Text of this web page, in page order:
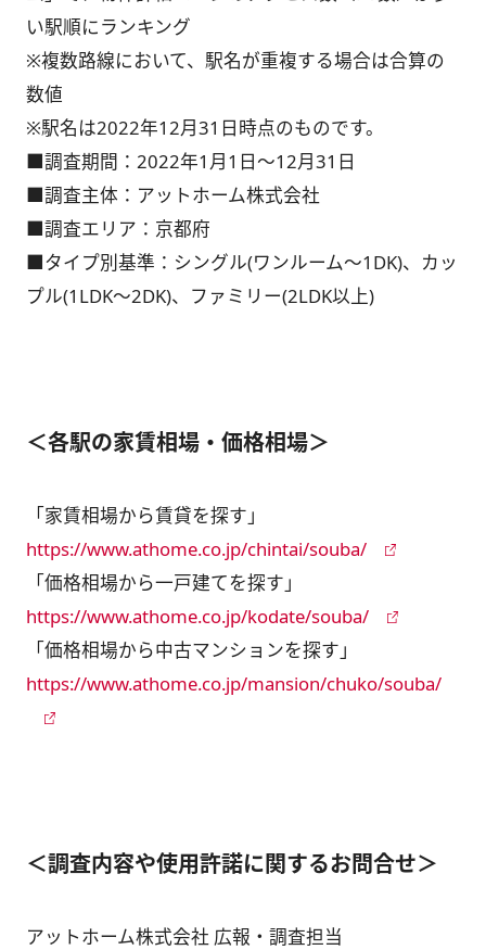
い駅順にランキング
※複数路線において、駅名が重複する場合は合算の
数値
※駅名は2022年12月31日時点のものです。
■調査期間：2022年1月1日～12月31日
■調査主体：アットホーム株式会社
■調査エリア：京都府
■タイプ別基準：シングル(ワンルーム～1DK)、カッ
プル(1LDK～2DK)、ファミリー(2LDK以上)
＜各駅の家賃相場・価格相場＞
「家賃相場から賃貸を探す」
https://www.athome.co.jp/chintai/souba/
「価格相場から一戸建てを探す」
https://www.athome.co.jp/kodate/souba/
「価格相場から中古マンションを探す」
https://www.athome.co.jp/mansion/chuko/souba/
＜調査内容や使用許諾に関するお問合せ＞
アットホーム株式会社 広報・調査担当